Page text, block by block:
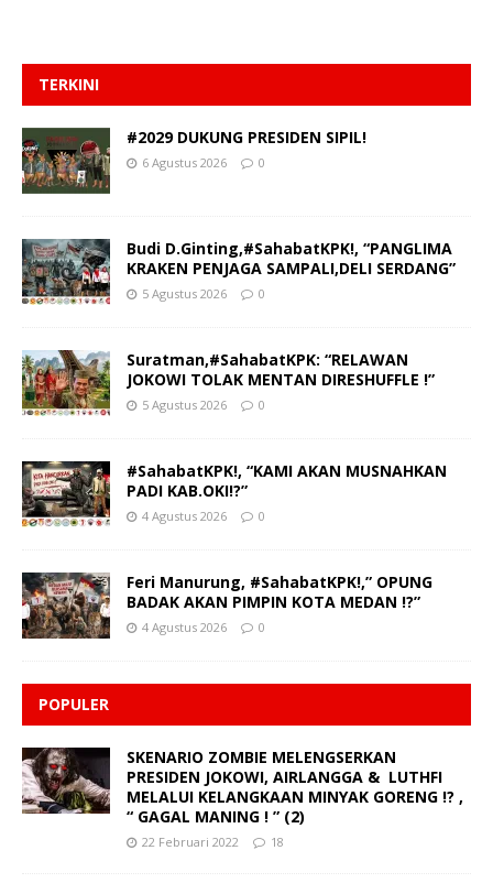
TERKINI
#2029 DUKUNG PRESIDEN SIPIL!
6 Agustus 2026 0
Budi D.Ginting,#SahabatKPK!, “PANGLIMA
KRAKEN PENJAGA SAMPALI,DELI SERDANG”
5 Agustus 2026 0
Suratman,#SahabatKPK: “RELAWAN
JOKOWI TOLAK MENTAN DIRESHUFFLE !”
5 Agustus 2026 0
#SahabatKPK!, “KAMI AKAN MUSNAHKAN
PADI KAB.OKI!?”
4 Agustus 2026 0
Feri Manurung, #SahabatKPK!,” OPUNG
BADAK AKAN PIMPIN KOTA MEDAN !?”
4 Agustus 2026 0
POPULER
SKENARIO ZOMBIE MELENGSERKAN
PRESIDEN JOKOWI, AIRLANGGA & LUTHFI
MELALUI KELANGKAAN MINYAK GORENG !? ,
“ GAGAL MANING ! ” (2)
22 Februari 2022 18